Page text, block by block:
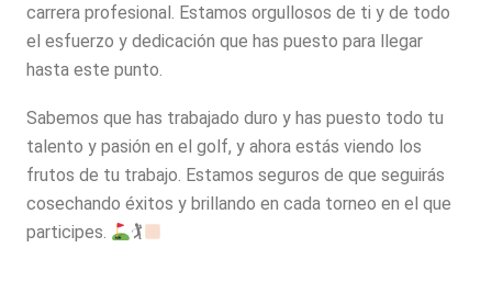
carrera profesional. Estamos orgullosos de ti y de todo
el esfuerzo y dedicación que has puesto para llegar
hasta este punto.
Sabemos que has trabajado duro y has puesto todo tu
talento y pasión en el golf, y ahora estás viendo los
frutos de tu trabajo. Estamos seguros de que seguirás
cosechando éxitos y brillando en cada torneo en el que
participes.
🏌